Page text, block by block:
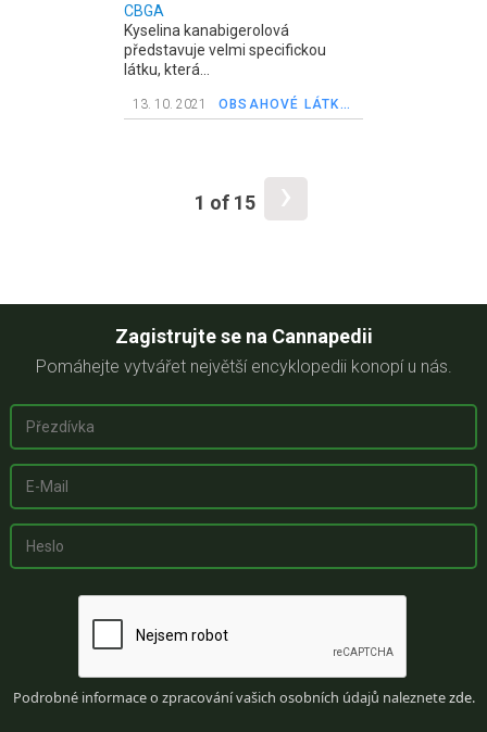
CBGA
Kyselina kanabigerolová
představuje velmi specifickou
látku, která...
13. 10. 2021 OBSAHOVÉ LÁTKY V KONOPÍ
1 of 15 ›
Zagistrujte se na Cannapedii
Pomáhejte vytvářet největší encyklopedii konopí u nás.
Podrobné informace o zpracování vašich osobních údajů naleznetezde.